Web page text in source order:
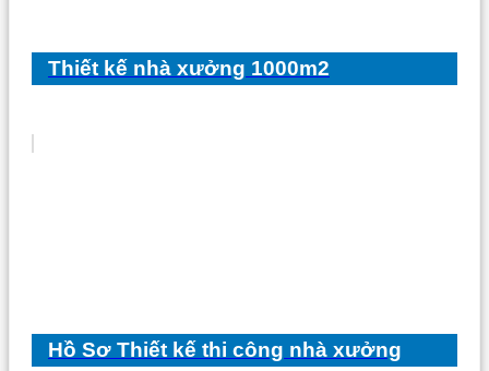
Thiết kế nhà xưởng 1000m2
Hồ Sơ Thiết kế thi công nhà xưởng